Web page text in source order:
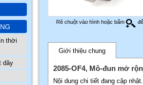
thời
dây
Rê chuột vào hình hoặc bấm
Giới thiệu chung
2085-OF4, Mô-đun mở
Nội dung chi tiết đang cập nhật.